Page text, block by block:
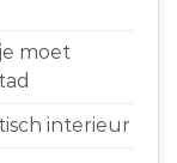
moet
interieur